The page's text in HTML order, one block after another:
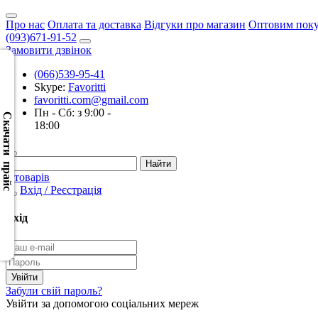
Про нас Оплата та доставка Відгуки про магазин Оптовим
(093)671-91-52
Замовити дзвінок
(066)539-95-41
Skype: Favoritti
favoritti.com@gmail.com
Пн - Сб: з 9:00 -
18:00
0 товарів
Вхід / Реєстрація
Вхід
Забули свій пароль?
Увійти за допомогою соціальних мереж
Скачати прайс
Скачать
XML
(Розн.)
Скачать
XML
(Опт)
Скачать
(Розн.)
Скачать
CSV
(Опт)